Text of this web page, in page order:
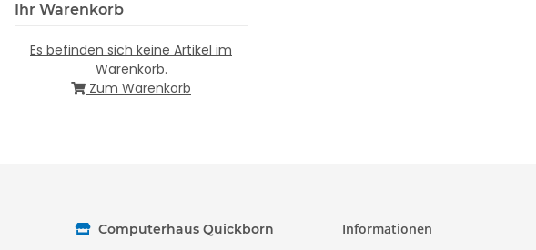
Ihr Warenkorb
Es befinden sich keine Artikel im
Warenkorb.
Zum Warenkorb
Computerhaus Quickborn Informationen